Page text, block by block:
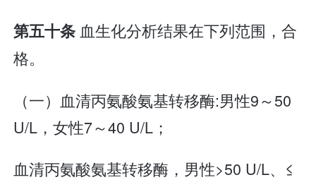
第五十条血生化分析结果在下列范围，合
格。
（一）血清丙氨酸氨基转移酶:男性9～50
U/L，女性7～40 U/L；
血清丙氨酸氨基转移酶，男性>50 U/L、≤